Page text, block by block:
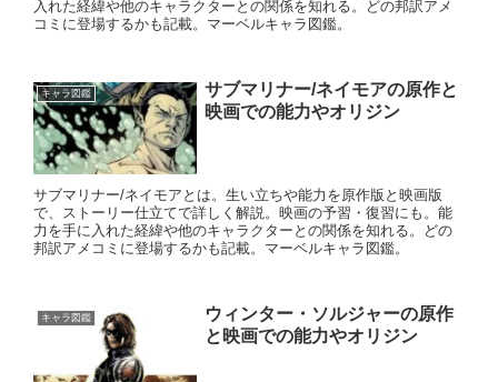
入れた経緯や他のキャラクターとの関係を知れる。どの邦訳アメ
コミに登場するかも記載。マーベルキャラ図鑑。
キャラ図鑑
サブマリナー/ネイモアの原作と
映画での能力やオリジン
サブマリナー/ネイモアとは。生い立ちや能力を原作版と映画版
で、ストーリー仕立てで詳しく解説。映画の予習・復習にも。能
力を手に入れた経緯や他のキャラクターとの関係を知れる。どの
邦訳アメコミに登場するかも記載。マーベルキャラ図鑑。
キャラ図鑑
ウィンター・ソルジャーの原作
と映画での能力やオリジン